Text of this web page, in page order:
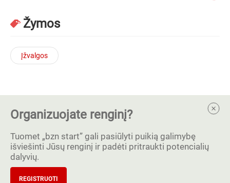
Žymos
Įžvalgos
Organizuojate renginį?
Tuomet „bzn start” gali pasiūlyti puikią galimybę
išviešinti Jūsų renginį ir padėti pritraukti potencialių
dalyvių.
REGISTRUOTI